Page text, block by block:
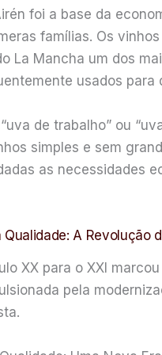
foi a base da
famílias. Os
La Mancha um dos
usados
de trabalho” ou
simples e sem
as necessidades
Qualidade: A
XX para o XXI
pela